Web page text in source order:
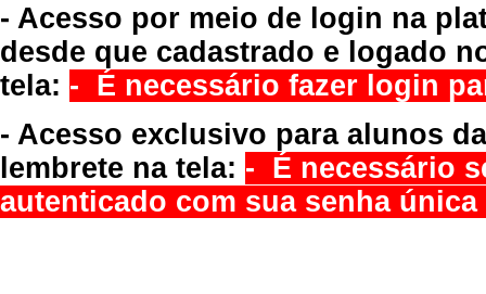
- Acesso por meio de login na
desde que cadastrado e logado
tela: - É necessário fazer login
- Acesso exclusivo para alunos
lembrete na tela: - É necessário
autenticado com sua senha